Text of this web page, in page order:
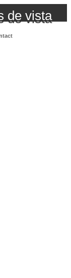
de vista